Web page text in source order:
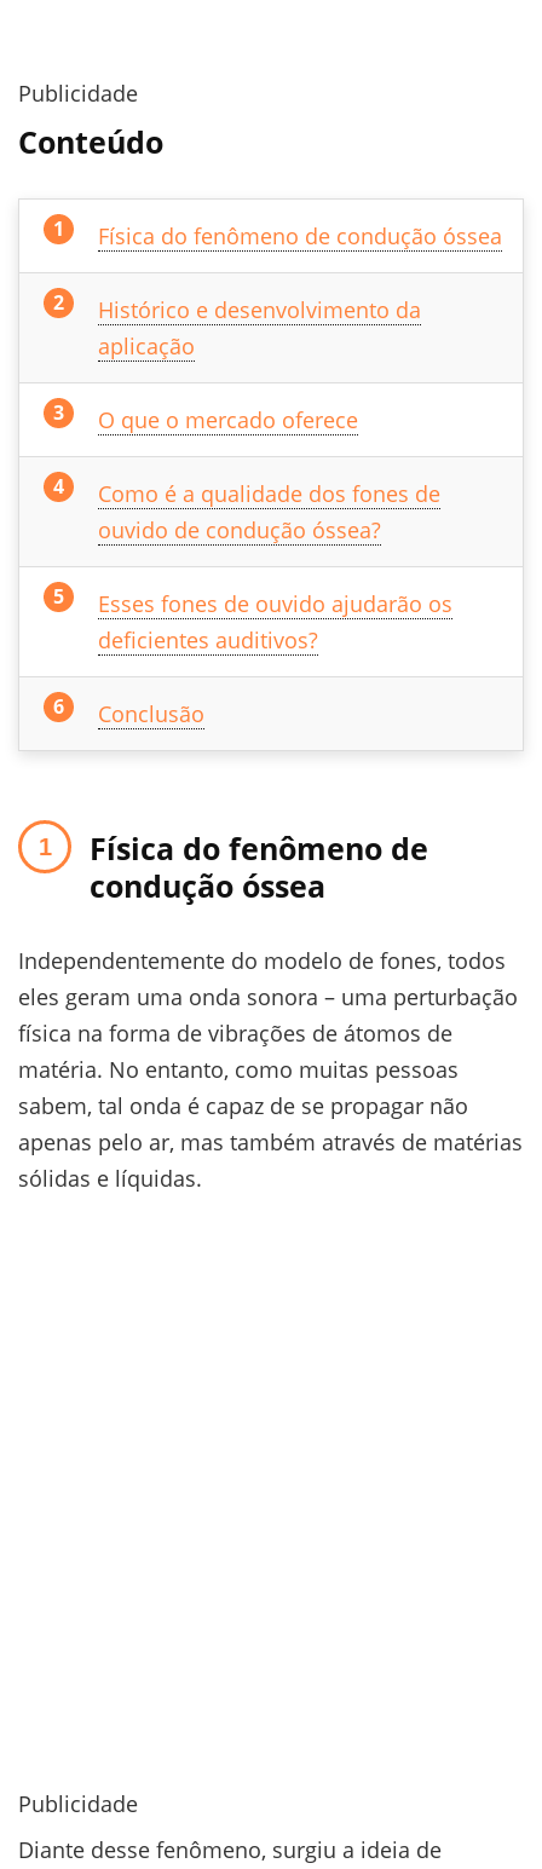
Publicidade
Conteúdo
Física do fenômeno de condução óssea
Histórico e desenvolvimento da
aplicação
O que o mercado oferece
Como é a qualidade dos fones de
ouvido de condução óssea?
Esses fones de ouvido ajudarão os
deficientes auditivos?
Conclusão
Física do fenômeno de
condução óssea
Independentemente do modelo de fones, todos
eles geram uma onda sonora – uma perturbação
física na forma de vibrações de átomos de
matéria. No entanto, como muitas pessoas
sabem, tal onda é capaz de se propagar não
apenas pelo ar, mas também através de matérias
sólidas e líquidas.
Publicidade
Diante desse fenômeno, surgiu a ideia de